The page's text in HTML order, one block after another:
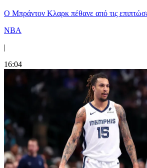
Ο Μπράντον Κλαρκ πέθανε από τις
NBA
|
16:04